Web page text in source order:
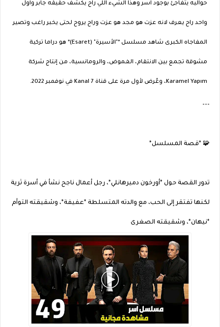
حواليه يتفاجئ بوجود اسر وهذا الشيء اللي راح يكشف حقيقه جابر واول
واحد راح يعرف لانه عزت هو مجد هو عزت وراح يروح لحتى يخبر راغب وتصير
المفاجاه الكبرى شاهد مسلسل *"الأسيرة" (Esaret)* هو دراما تركية
مشوقة تجمع بين الانتقام، الغموض، والرومانسية، من إنتاج شركة
Karamel Yapım، وعُرض لأول مرة على قناة Kanal 7 في نوفمبر 2022.
---
🧩 *قصة المسلسل*
تدور القصة حول *أورخون دميرهانلي*، رجل أعمال ناجح نشأ في أسرة ثرية
لكنها تفتقر إلى الحب، مع والدته المتسلطة *عفيفة*، وشقيقته التوأم
*نيهان*، وشقيقته الصغرى